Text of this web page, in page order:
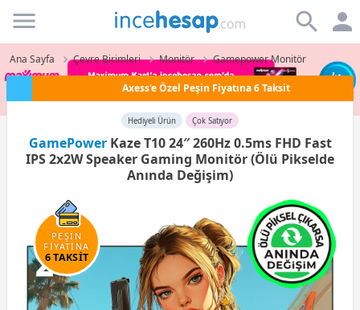
Incehesap
Ana Sayfa Çevre Birimleri Monitör Gamepower Monitör
Axess'e Özel Peşin Fiyatına 6 Taksit
Hediyeli Ürün Çok Satıyor
GamePowerKaze T10 24″ 260Hz 0.5ms FHD Fast
IPS 2x2W Speaker Gaming Monitör (Ölü Pikselde
Anında Değişim)
PEŞİN
FİYATINA
6 TAKSİT